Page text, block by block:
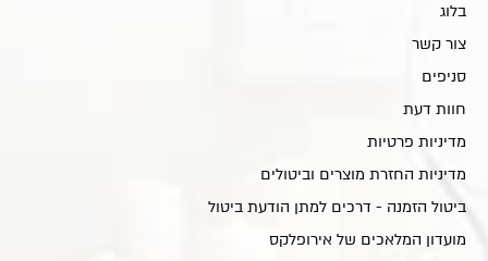
בלוג
צור קשר
סניפים
חוות דעת
מדיניות פרטיות
מדיניות החזרת מוצרים וביטולים
ביטול הזמנה - דרכים למתן הודעת ביטול
מועדון המלאכים של אירופלקס